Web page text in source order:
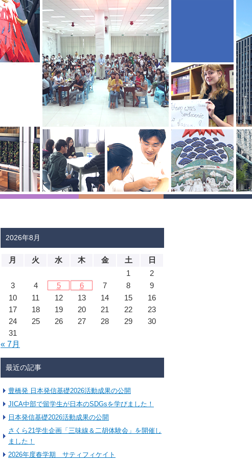
2026年8月
月 火 水 木 金 土
日
1
2
3
4 5 6 7 8
9
10
11 12 13 14 15
16
17
18 19 20 21 22
23
24
25 26 27 28 29
30
31
« 7月
最近の記事
豊橋発 日本発信基礎2026活動成果の公開
JICA中部で留学生が日本のSDGsを学びました！
日本発信基礎2026活動成果の公開
さくら21学生企画「三味線＆二胡体験会」を開催し
ました！
2026年度春学期 サティフィケイト